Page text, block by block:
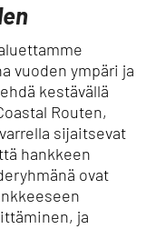
vuoden ympäri ja
kestävällä
Routen,
sijaitsevat
hankkeen
ovat
ja